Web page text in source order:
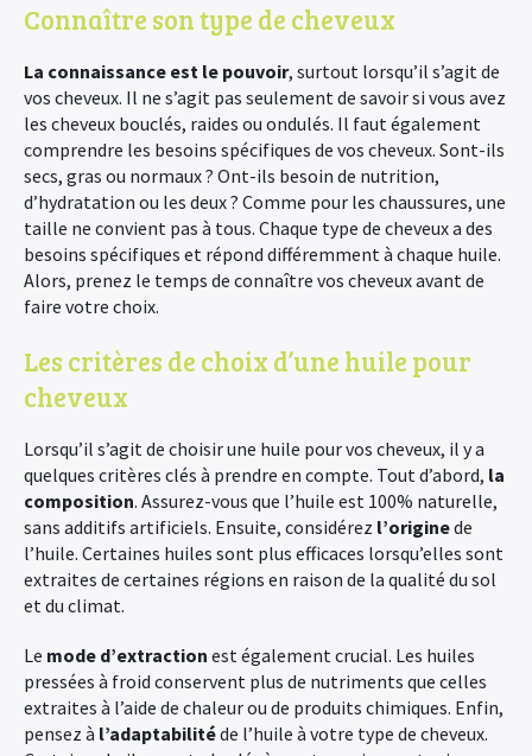
Connaître son type de cheveux
La connaissance est le pouvoir, surtout lorsqu’il s’agit de
vos cheveux. Il ne s’agit pas seulement de savoir si vous avez
les cheveux bouclés, raides ou ondulés. Il faut également
comprendre les besoins spécifiques de vos cheveux. Sont-ils
secs, gras ou normaux ? Ont-ils besoin de nutrition,
d’hydratation ou les deux ? Comme pour les chaussures, une
taille ne convient pas à tous. Chaque type de cheveux a des
besoins spécifiques et répond différemment à chaque huile.
Alors, prenez le temps de connaître vos cheveux avant de
faire votre choix.
Les critères de choix d’une huile pour
cheveux
Lorsqu’il s’agit de choisir une huile pour vos cheveux, il y a
quelques critères clés à prendre en compte. Tout d’abord, la
composition. Assurez-vous que l’huile est 100% naturelle,
sans additifs artificiels. Ensuite, considérez l’originede
l’huile. Certaines huiles sont plus efficaces lorsqu’elles sont
extraites de certaines régions en raison de la qualité du sol
et du climat.
Le mode d’extraction est également crucial. Les huiles
pressées à froid conservent plus de nutriments que celles
extraites à l’aide de chaleur ou de produits chimiques. Enfin,
pensez à l’adaptabilitéde l’huile à votre type de cheveux.